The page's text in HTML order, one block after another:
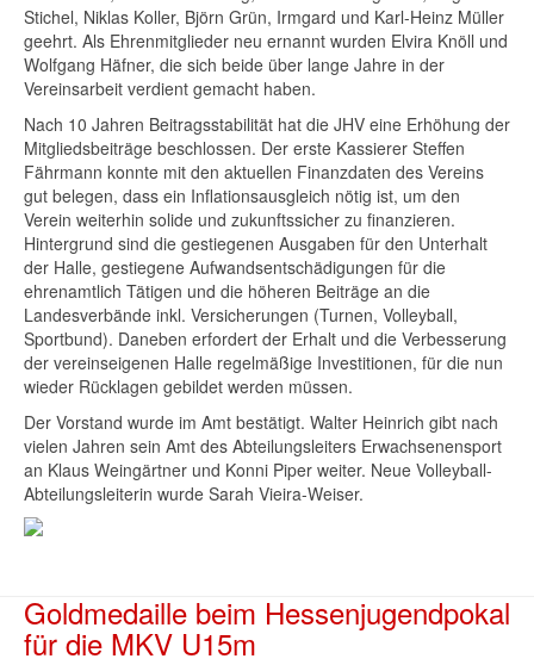
Stichel, Niklas Koller, Björn Grün, Irmgard und Karl-Heinz Müller
geehrt. Als Ehrenmitglieder neu ernannt wurden Elvira Knöll und
Wolfgang Häfner, die sich beide über lange Jahre in der
Vereinsarbeit verdient gemacht haben.
Nach 10 Jahren Beitragsstabilität hat die JHV eine Erhöhung der
Mitgliedsbeiträge beschlossen. Der erste Kassierer Steffen
Fährmann konnte mit den aktuellen Finanzdaten des Vereins
gut belegen, dass ein Inflationsausgleich nötig ist, um den
Verein weiterhin solide und zukunftssicher zu finanzieren.
Hintergrund sind die gestiegenen Ausgaben für den Unterhalt
der Halle, gestiegene Aufwandsentschädigungen für die
ehrenamtlich Tätigen und die höheren Beiträge an die
Landesverbände inkl. Versicherungen (Turnen, Volleyball,
Sportbund). Daneben erfordert der Erhalt und die Verbesserung
der vereinseigenen Halle regelmäßige Investitionen, für die nun
wieder Rücklagen gebildet werden müssen.
Der Vorstand wurde im Amt bestätigt. Walter Heinrich gibt nach
vielen Jahren sein Amt des Abteilungsleiters Erwachsenensport
an Klaus Weingärtner und Konni Piper weiter. Neue Volleyball-
Abteilungsleiterin wurde Sarah Vieira-Weiser.
Goldmedaille beim Hessenjugendpokal
für die MKV U15m